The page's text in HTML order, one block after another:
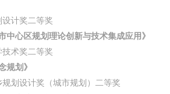
设计奖二等奖
中心区规划理论创新与技术集成应用》
技术奖二等奖
规划》
划设计奖（城市规划）二等奖